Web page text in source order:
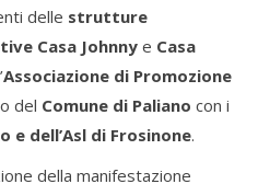
delle strutture
Casa Johnny e Casa
Associazione di Promozione
del Comune di Paliano con i
e dell’Asl di Frosinone.
della manifestazione